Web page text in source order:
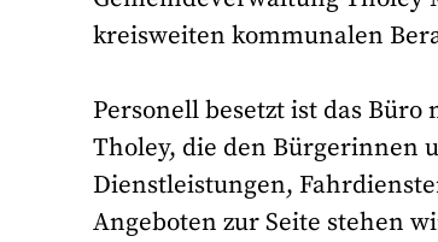
kreisweiten kommunalen
Personell besetzt ist das
Tholey, die den Bürgerinnen
Dienstleistungen,
Angeboten zur Seite stehen